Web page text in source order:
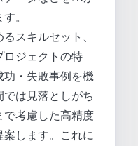
。
スキルセット、
ロジェクトの特
功・失敗事例を機
は見落としがち
で考慮した高精度
します。これに